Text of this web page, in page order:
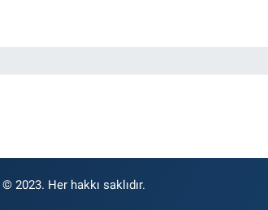
2023. Her hakkı saklıdır.